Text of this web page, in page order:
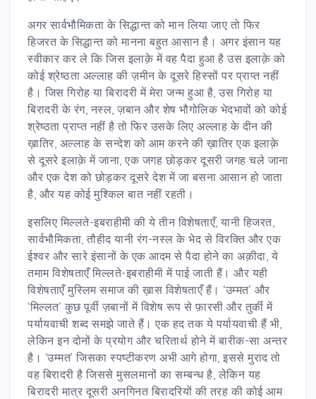
अगर सार्वभौमिकता के सिद्धान्त को मान लिया जाए तो फिर
हिजरत के सिद्धान्त को मानना बहुत आसान है। अगर इंसान यह
स्वीकार कर ले कि जिस इलाक़े में वह पैदा हुआ है उस इलाक़े को
कोई श्रेष्ठता अल्लाह की ज़मीन के दूसरे हिस्सों पर प्राप्त नहीं
है। जिस गिरोह या बिरादरी में मेरा जन्म हुआ है, उस गिरोह या
बिरादरी के रंग, नस्ल, ज़बान और शेष भौगोलिक भेदभावों को कोई
श्रेष्ठता प्राप्त नहीं है तो फिर उसके लिए अल्लाह के दीन की
ख़ातिर, अल्लाह के सन्देश को आम करने की ख़ातिर एक इलाक़े
से दूसरे इलाक़े में जाना, एक जगह छोड़कर दूसरी जगह चले जाना
और एक देश को छोड़कर दूसरे देश में जा बसना आसान हो जाता
है, और यह कोई मुश्किल बात नहीं रहती।
इसलिए मिल्लते-इबराहीमी की ये तीन विशेषताएँ, यानी हिजरत,
सार्वभौमिकता, तौहीद यानी रंग-नस्ल के भेद से विरक्ति और एक
ईश्वर और सारे इंसानों के एक आदम से पैदा होने का अक़ीदा, ये
तमाम विशेषताएँ मिल्लते-इबराहीमी में पाई जाती हैं। और यही
विशेषताएँ मुस्लिम समाज की ख़ास विशेषताएँ हैं। ‘उम्मत’ और
‘मिल्लत’ कुछ पूर्वी ज़बानों में विशेष रूप से फ़ारसी और तुर्की में
पर्यायवाची शब्द समझे जाते हैं। एक हद तक ये पर्यायवाची हैं भी,
लेकिन इन दोनों के प्रयोग और चरितार्थ होने में बारीक-सा अन्तर
है। ‘उम्मत’ जिसका स्पष्टीकरण अभी आगे होगा, इससे मुराद तो
वह बिरादरी है जिससे मुसलमानों का सम्बन्ध है, लेकिन यह
बिरादरी मात्र दूसरी अनगिनत बिरादरियों की तरह की कोई आम